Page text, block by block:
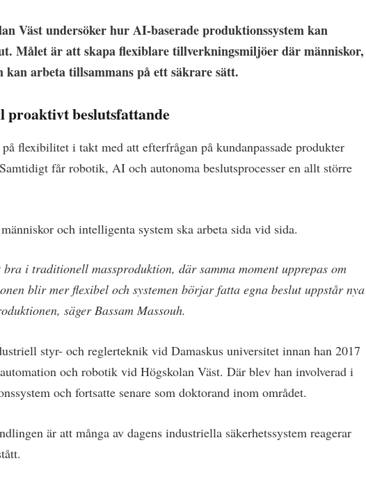
Väst undersöker hur AI-baserade produktionssystem kan
Målet är att skapa flexiblare tillverkningsmiljöer där människor,
kan arbeta tillsammans på ett säkrare sätt.
beslutsfattande
flexibilitet i takt med att efterfrågan på kundanpassade produkter
får robotik, AI och autonoma beslutsprocesser en allt större
och intelligenta system ska arbeta sida vid sida.
i traditionell massproduktion, där samma moment upprepas om
blir mer flexibel och systemen börjar fatta egna beslut uppstår nya
säger Bassam Massouh.
styr- och reglerteknik vid Damaskus universitet innan han 2017
och robotik vid Högskolan Väst. Där blev han involverad i
och fortsatte senare som doktorand inom området.
är att många av dagens industriella säkerhetssystem reagerar